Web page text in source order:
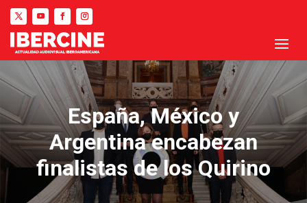
España, México y
Argentina encabezan
finalistas de los Quirino